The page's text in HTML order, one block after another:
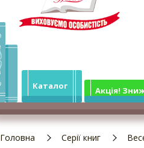
Каталог Акція!
Головна Серії книг